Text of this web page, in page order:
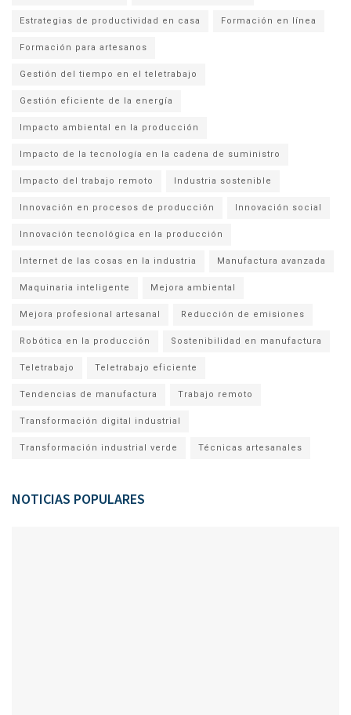
Estrategias de productividad en casa Formación en línea
Formación para artesanos
Gestión del tiempo en el teletrabajo
Gestión eficiente de la energía
Impacto ambiental en la producción
Impacto de la tecnología en la cadena de suministro
Impacto del trabajo remoto Industria sostenible
Innovación en procesos de producción Innovación social
Innovación tecnológica en la producción
Internet de las cosas en la industria Manufactura avanzada
Maquinaria inteligente Mejora ambiental
Mejora profesional artesanal Reducción de emisiones
Robótica en la producción Sostenibilidad en manufactura
Teletrabajo Teletrabajo eficiente
Tendencias de manufactura Trabajo remoto
Transformación digital industrial
Transformación industrial verde Técnicas artesanales
NOTICIAS POPULARES